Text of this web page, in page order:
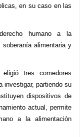
en su caso en las
humano a la
soberanía alimentaria y
tres comedores
investigar, partiendo su
dispositivos de
actual, permite
a la alimentación